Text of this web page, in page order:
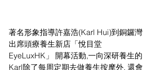
著名形象指導許嘉浩(Karl Hui)到銅鑼灣
出席頭療養生新店「悅目堂
EyeLuxHK」 開幕活動,一向深研養生的
Karl除了每周定期去做養生按摩外, 還會